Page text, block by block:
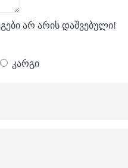
არ არის დაშვებული!
კარგი